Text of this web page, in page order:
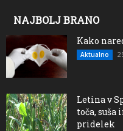
NAJBOLJ BRANO
Kako
Aktualno
Letina v
toča,
pridelek